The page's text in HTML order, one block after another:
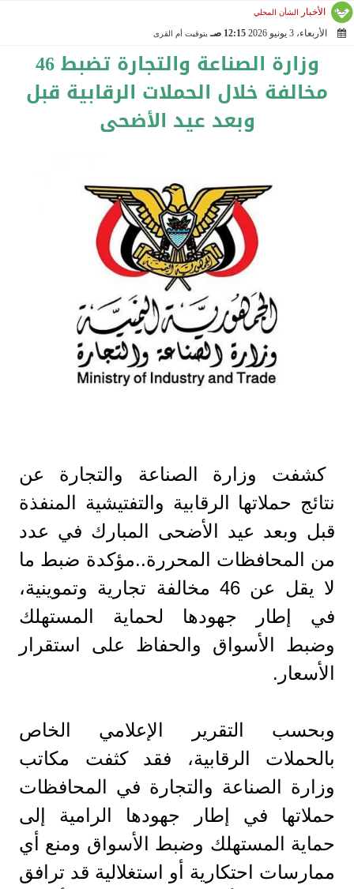
الأخبار الشأن المحلي
الأربعاء، 3 يونيو 2026 12:15 صـ بتوقيت أم القرى
وزارة الصناعة والتجارة تضبط 46
مخالفة خلال الحملات الرقابية قبل
وبعد عيد الأضحى
كشفت وزارة الصناعة والتجارة عن
نتائج حملاتها الرقابية والتفتيشية المنفذة
قبل وبعد عيد الأضحى المبارك في عدد
من المحافظات المحررة..مؤكدة ضبط ما
لا يقل عن 46 مخالفة تجارية وتموينية،
في إطار جهودها لحماية المستهلك
وضبط الأسواق والحفاظ على استقرار
الأسعار.
وبحسب التقرير الإعلامي الخاص
بالحملات الرقابية، فقد كثفت مكاتب
وزارة الصناعة والتجارة في المحافظات
حملاتها في إطار جهودها الرامية إلى
حماية المستهلك وضبط الأسواق ومنع أي
ممارسات احتكارية أو استغلالية قد ترافق